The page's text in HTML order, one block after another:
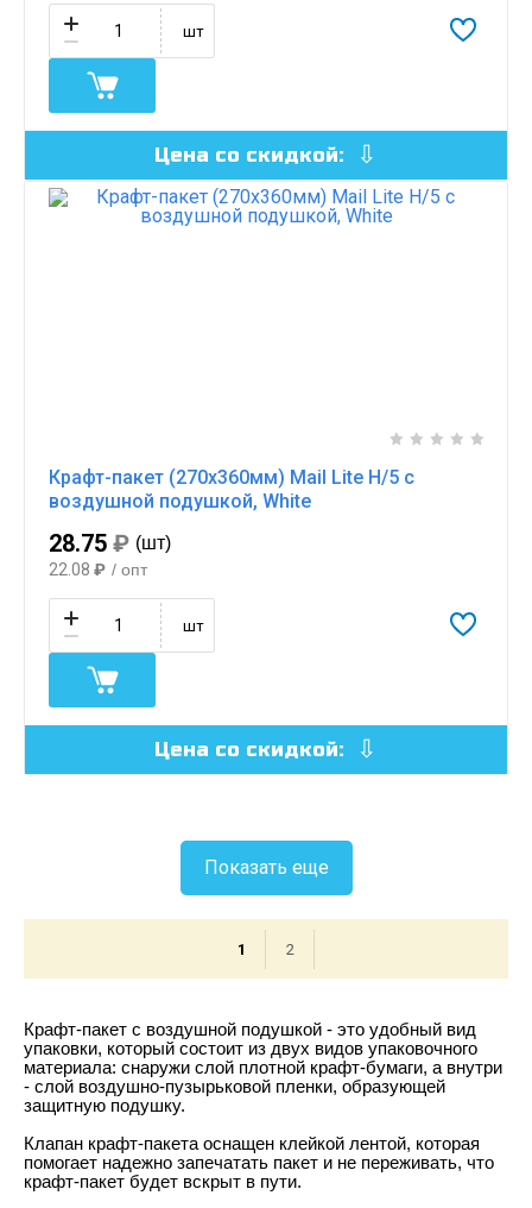
шт
Цена со скидкой:
Крафт-пакет (270х360мм) Mail Lite H/5 с
воздушной подушкой, White
28.75 ₽ (шт)
22.08 ₽ / опт
шт
Цена со скидкой:
Показать еще
1 2
Крафт-пакет с воздушной подушкой - это удобный вид
упаковки, который состоит из двух видов упаковочного
материала: снаружи слой плотной крафт-бумаги, а внутри
- слой воздушно-пузырьковой пленки, образующей
защитную подушку.
Клапан крафт-пакета оснащен клейкой лентой, которая
помогает надежно запечатать пакет и не переживать, что
крафт-пакет будет вскрыт в пути.